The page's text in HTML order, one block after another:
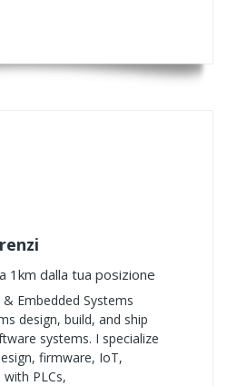
1km dalla tua posizione
Embedded Systems
design, build, and ship
systems. I specialize
firmware, IoT,
PLCs,